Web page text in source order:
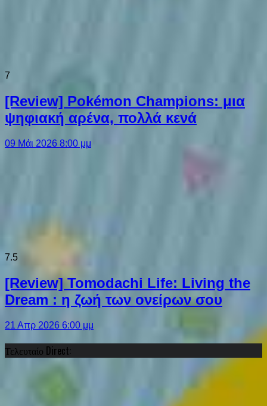
7
[Review] Pokémon Champions: μια
ψηφιακή αρένα, πολλά κενά
09 Μάι 2026 8:00 μμ
7.5
[Review] Tomodachi Life: Living the
Dream : η ζωή των ονείρων σου
21 Απρ 2026 6:00 μμ
Τελευταίο Direct: